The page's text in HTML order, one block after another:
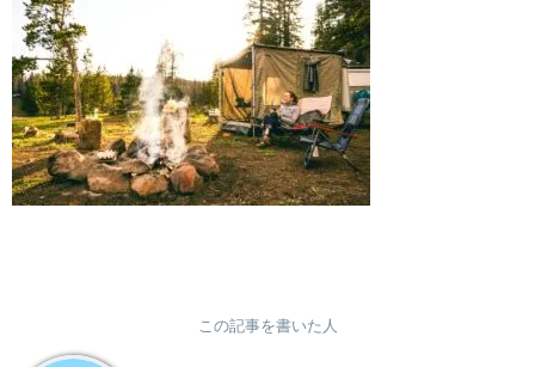
この記事を書いた人